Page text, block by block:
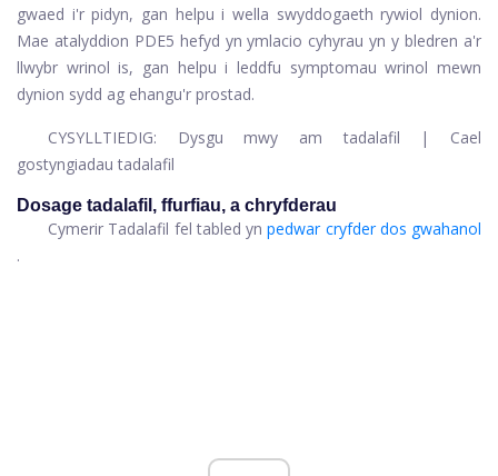
gwaed i'r pidyn, gan helpu i wella swyddogaeth rywiol dynion.
Mae atalyddion PDE5 hefyd yn ymlacio cyhyrau yn y bledren a'r
llwybr wrinol is, gan helpu i leddfu symptomau wrinol mewn
dynion sydd ag ehangu'r prostad.
CYSYLLTIEDIG: Dysgu mwy am tadalafil |
Cael
gostyngiadau tadalafil
Dosage tadalafil, ffurfiau, a chryfderau
Cymerir Tadalafil fel tabled yn pedwar cryfder dos gwahanol
.